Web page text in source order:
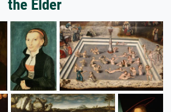
the Elder